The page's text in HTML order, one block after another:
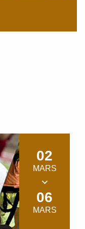
02
MARS
06
MARS